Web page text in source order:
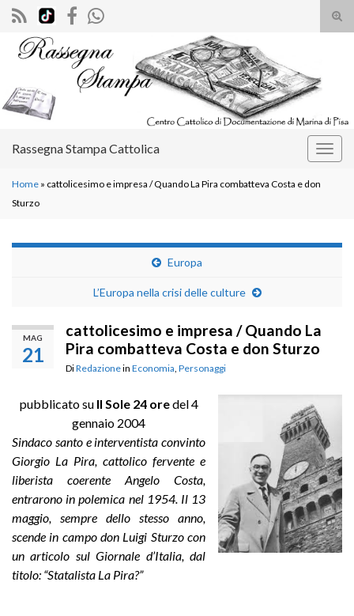
il
Search for:
Rassegna Stampa Cattolica
Home » cattolicesimo e impresa / Quando La Pira combatteva Costa e don
Sturzo
Europa
L’Europa nella crisi delle culture
MAG
21
cattolicesimo e impresa / Quando La
Pira combatteva Costa e don Sturzo
DiRedazionein Economia Personaggi
pubblicato suIl Sole 24 oredel 4
gennaio 2004
Sindaco santo e interventista convinto
Giorgio La Pira, cattolico fervente e
liberista coerente Angelo Costa,
entrarono in polemica nel 1954. Il 13
maggio, sempre dello stesso anno,
scende in campo don Luigi Sturzo con
un articolo sul Giornale d’Italia, dal
titolo: “Statalista La Pira?”